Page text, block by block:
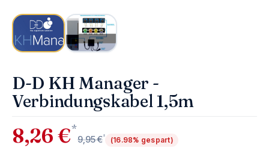
D-D KH Manager -
Verbindungskabel 1,5m
8,26 €*
9,95 €* (16.98% gespart)